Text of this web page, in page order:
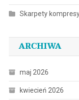
Skarpety
ARCHIWA
maj 2026
kwiecień 2026